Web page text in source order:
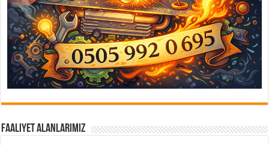
Faaliyet Alanlarımız